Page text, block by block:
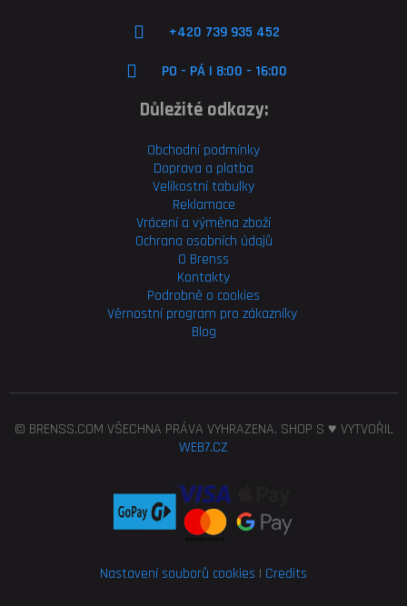
+420 739 935 452
PO - PÁ | 8:00 - 16:00
Důležité odkazy:
Obchodní podmínky
Doprava a platba
Velikostní tabulky
Reklamace
Vrácení a výměna zboží
Ochrana osobních údajů
O Brenss
Kontakty
Podrobně o cookies
Věrnostní program pro zákazníky
Blog
© BRENSS.COM VŠECHNA PRÁVA VYHRAZENA. SHOP S ♥ VYTVOŘIL
WEB7.CZ
Nastavení souborů cookies | Credits